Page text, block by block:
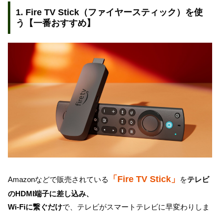
1. Fire TV Stick（ファイヤースティック）を使
う【一番おすすめ】
Amazonなどで販売されている 「Fire TV Stick」 をテレビ
のHDMI端子に差し込み、
Wi-Fiに繋ぐだけで、テレビがスマートテレビに早変わりしま